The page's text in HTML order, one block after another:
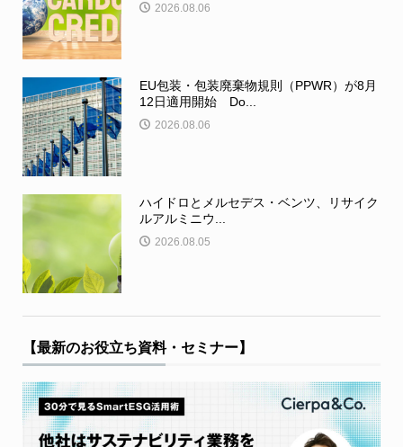
2026.08.06
EU包装・包装廃棄物規則（PPWR）が8月
12日適用開始 Do...
2026.08.06
ハイドロとメルセデス・ベンツ、リサイク
ルアルミニウ...
2026.08.05
【最新のお役立ち資料・セミナー】